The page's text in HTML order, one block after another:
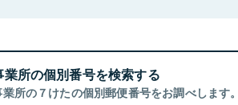
業所の個別番号を検索する
所の７けたの個別郵便番号をお調べします。